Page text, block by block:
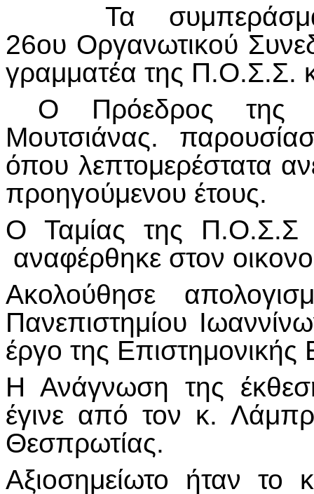
Τα
26ου Οργανωτικού
γραμματέα της Π.Ο.Σ.Σ.
Ο Πρόεδρος της
Μουτσιάνας.
όπου λεπτομερέστατα
προηγούμενου έτους.
Ο Ταμίας της Π.Ο.Σ.Σ
αναφέρθηκε στον
Ακολούθησε
Πανεπιστημίου
έργο της Επιστημονικής
Η Ανάγνωση της
έγινε από τον κ.
Θεσπρωτίας.
Αξιοσημείωτο ήταν το